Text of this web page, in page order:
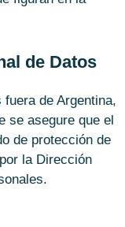
de Datos
de Argentina,
se asegure que el
de protección de
la Dirección